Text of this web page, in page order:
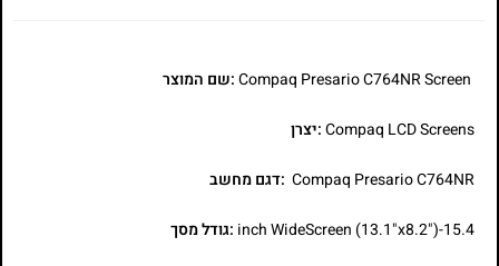
:שם המוצר
Compaq LCD Screens:יצרן
Compaq Presario C764NR :דגם מחשב
15.4-inch WideScreen (13.1"x8.2") :גודל מסך